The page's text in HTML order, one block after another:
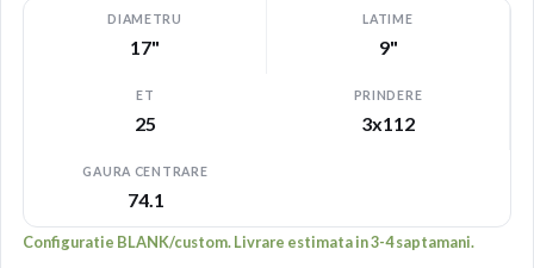
DIAMETRU
17"
LATIME
9"
ET
25
PRINDERE
3x112
GAURA CENTRARE
74.1
Configuratie BLANK/custom. Livrare estimata in 3-4 saptamani.